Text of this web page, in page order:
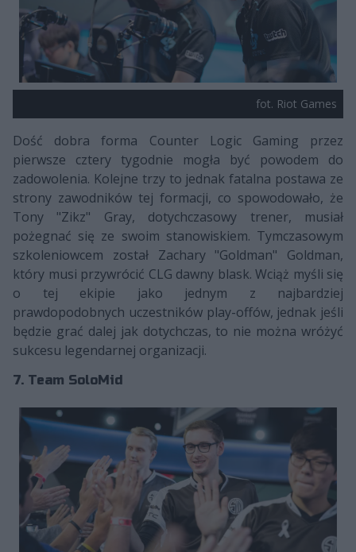
fot. Riot Games
Dość dobra forma Counter Logic Gaming przez
pierwsze cztery tygodnie mogła być powodem do
zadowolenia. Kolejne trzy to jednak fatalna postawa ze
strony zawodników tej formacji, co spowodowało, że
Tony "Zikz" Gray, dotychczasowy trener, musiał
pożegnać się ze swoim stanowiskiem. Tymczasowym
szkoleniowcem został Zachary "Goldman" Goldman,
który musi przywrócić CLG dawny blask. Wciąż myśli się
o tej ekipie jako jednym z najbardziej
prawdopodobnych uczestników play-offów, jednak jeśli
będzie grać dalej jak dotychczas, to nie można wróżyć
sukcesu legendarnej organizacji.
7. Team SoloMid